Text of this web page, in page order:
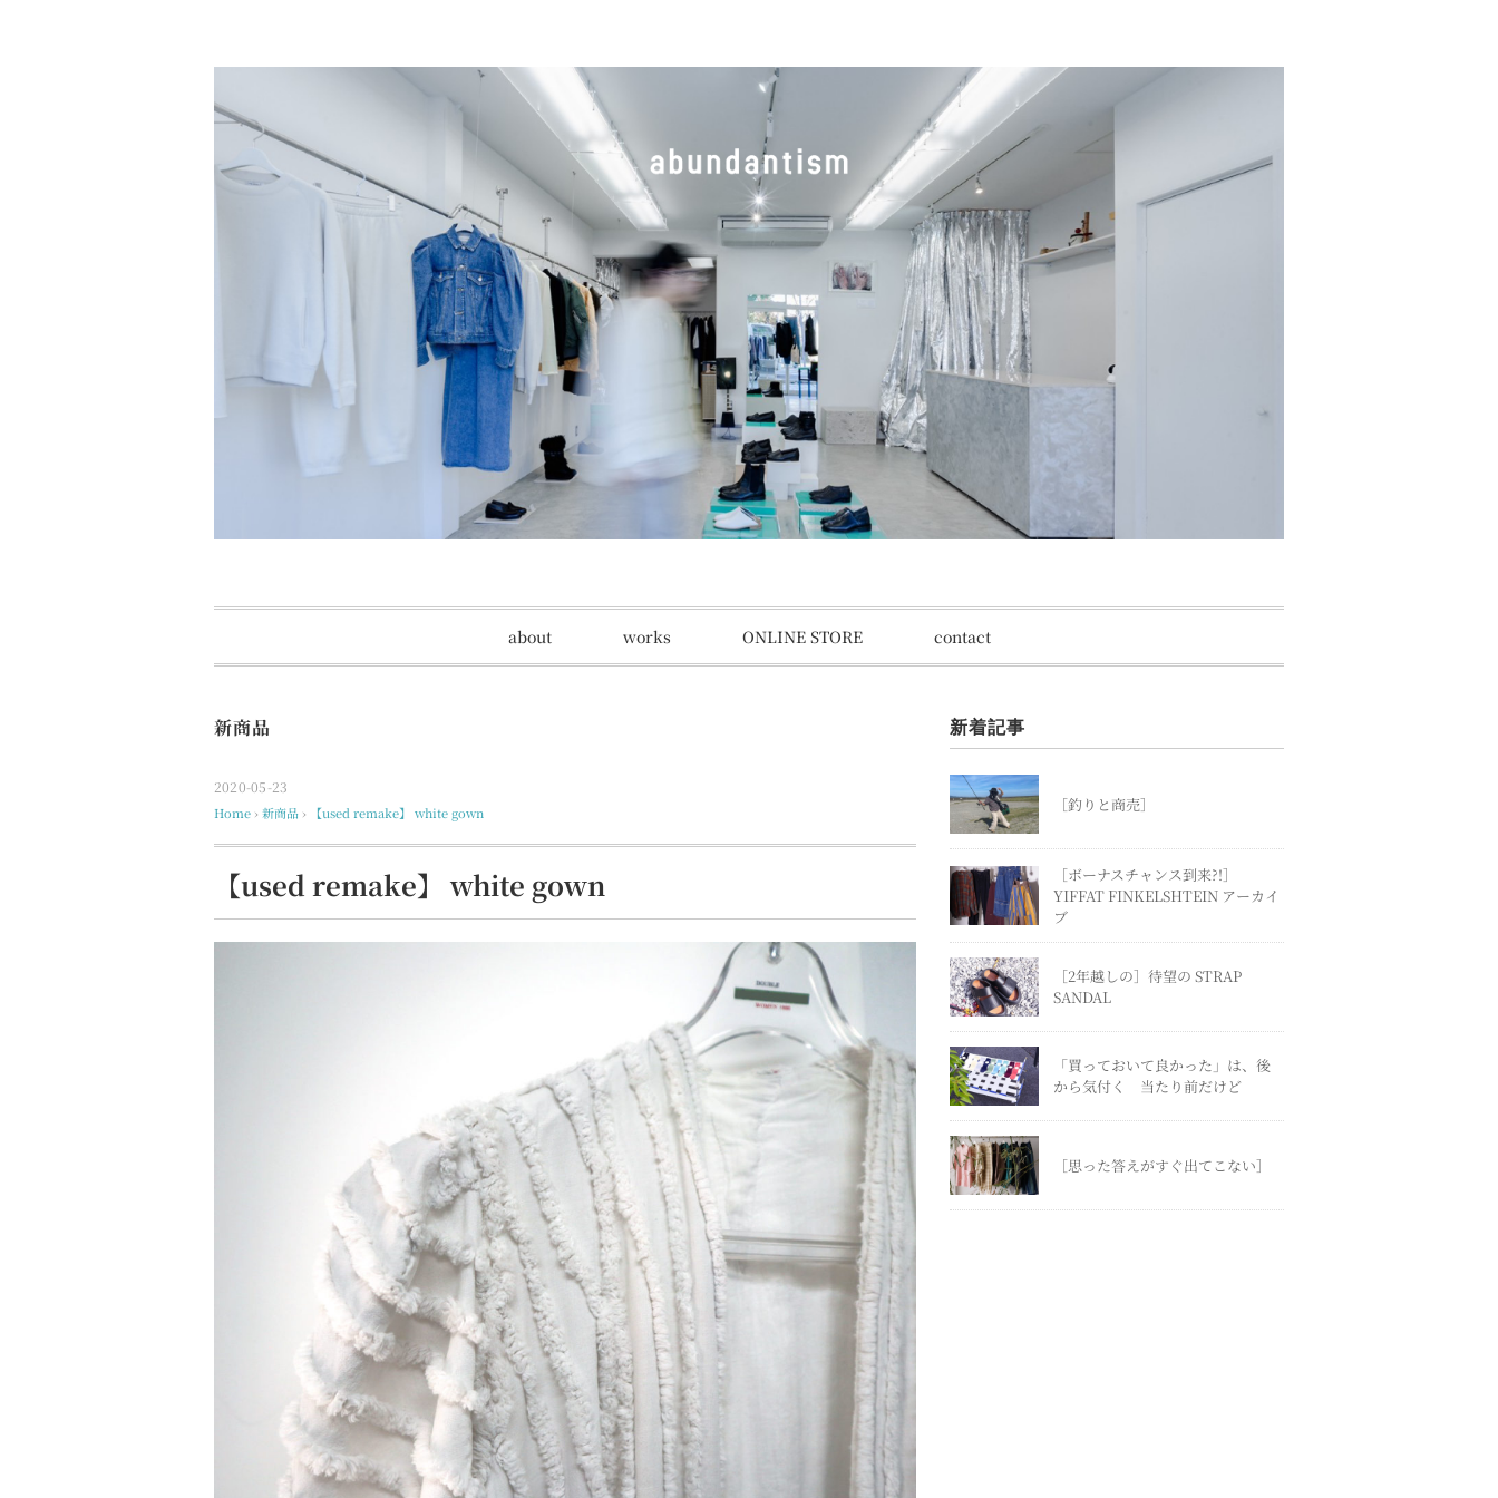
about works ONLINE STORE contact
新商品
2020-05-23
Home › 新商品 › 【used remake】 white gown
【used remake】 white gown
新着記事
［釣りと商売］
［ボーナスチャンス到来?!］
YIFFAT FINKELSHTEIN アーカイ
ブ
［2年越しの］待望の STRAP
SANDAL
「買っておいて良かった」は、後
から気付く 当たり前だけど
［思った答えがすぐ出てこない］